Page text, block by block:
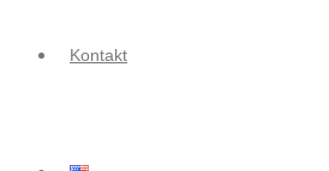
Kontakt